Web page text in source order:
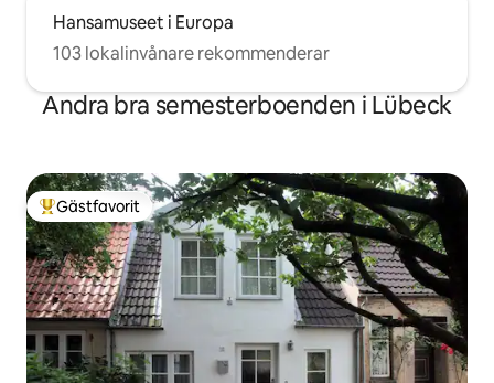
Hansamuseet i Europa
103 lokalinvånare rekommenderar
Andra bra semesterboenden i Lübeck
Populär gästfavorit
Gästfavorit